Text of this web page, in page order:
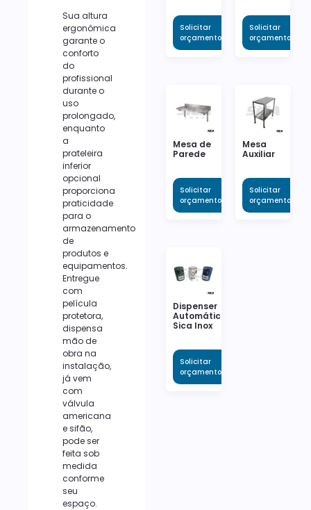
Sua altura
ergonômica
garante o
conforto
do
profissional
durante o
uso
prolongado,
enquanto
a
prateleira
inferior
opcional
proporciona
praticidade
para o
armazenamento
de
produtos e
equipamentos.
Entregue
com
película
protetora,
dispensa
mão de
obra na
instalação,
já vem
com
válvula
americana
e sifão,
pode ser
feita sob
medida
conforme
seu
espaço.
Solicitar
orçamento
Solicitar
orçamento
Mesa de
Parede
Solicitar
orçamento
Mesa
Auxiliar
Solicitar
orçamento
Dispenser
Automático
Sica Inox
Solicitar
orçamento